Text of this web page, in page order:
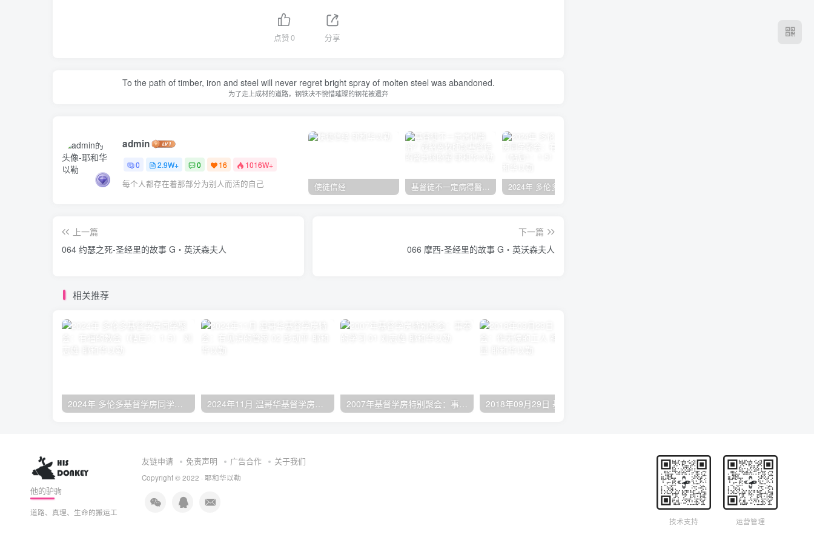
点赞0 分享
To the path of timber, iron and steel will never regret bright spray of molten steel was abandoned.
为了走上成材的道路，钢铁决不惋惜璀璨的钢花被遗弃
admin
0 2.9W+ 0 16 1016W+
每个人都存在着那部分为别人而活的自己 使徒信经
上一篇
064 约瑟之死-圣经里的故事 G‧英沃森夫人
下一篇
066 摩西-圣经里的故事 G‧英沃森夫人
相关推荐
他的驴驹
道路、真理、生命的搬运工
友链申请 免责声明 广告合作 关于我们
Copyright © 2022 · 耶和华以勒
技术支持 运营管理